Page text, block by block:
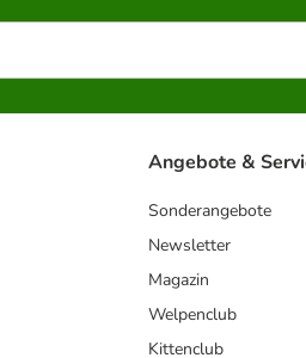
Angebote &
Sonderangebote
Newsletter
Magazin
Welpenclub
Kittenclub